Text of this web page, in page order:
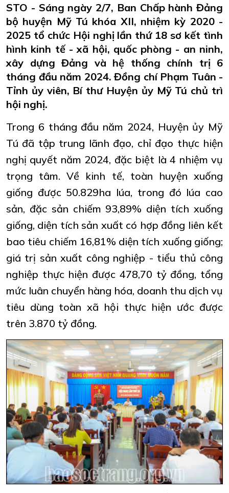
STO - Sáng ngày 2/7, Ban Chấp hành Đảng
bộ huyện Mỹ Tú khóa XII, nhiệm kỳ 2020 -
2025 tổ chức Hội nghị lần thứ 18 sơ kết tình
hình kinh tế - xã hội, quốc phòng - an ninh,
xây dựng Đảng và hệ thống chính trị 6
tháng đầu năm 2024. Đồng chí Phạm Tuân -
Tỉnh ủy viên, Bí thư Huyện ủy Mỹ Tú chủ trì
hội nghị.
Trong 6 tháng đầu năm 2024, Huyện ủy Mỹ
Tú đã tập trung lãnh đạo, chỉ đạo thực hiện
nghị quyết năm 2024, đặc biệt là 4 nhiệm vụ
trọng tâm. Về kinh tế, toàn huyện xuống
giống được 50.829ha lúa, trong đó lúa cao
sản, đặc sản chiếm 93,89% diện tích xuống
giống, diện tích sản xuất có hợp đồng liên kết
bao tiêu chiếm 16,81% diện tích xuống giống;
giá trị sản xuất công nghiệp - tiểu thủ công
nghiệp thực hiện được 478,70 tỷ đồng, tổng
mức luân chuyển hàng hóa, doanh thu dịch vụ
tiêu dùng toàn xã hội thực hiện ước được
trên 3.870 tỷ đồng.